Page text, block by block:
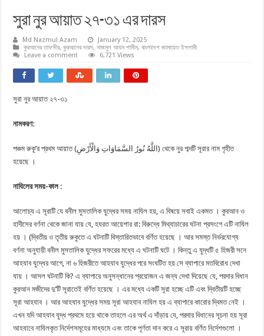
সুরা নুর আয়াত ২৭-৩১ এর দারস
Md Nazmul Azam
January 12, 2025
কুরআনের তাফসীর,কুরআনের দারস,নাজমুল আযম শামীম,বাংলাদেশ জামায়েত ইসলামী
Leave a comment
6,721 Views
সুরা নুর আয়াত ২৭-৩১
নামকরণ:
পঞ্চম রুকূ’র প্রথম আয়াত (اللَّهُ نُورُ السَّمَاوَاتِ وَالْأَرْضِ) থেকে নুর শব্দটি সূরার নাম গৃহীত
হয়েছে ।
নাযিলের সময়-কাল :
আলোচ্য এ সূরাটি যে বনীল মুসতালিক যুদ্ধের সময় নাযিল হয়, এ বিষয়ে সবাই একমত । কুরআন ও
হাদীসের বর্ণনা থেকে জানা যায় যে, হযরত আয়েশার রা: বিরুদ্ধে মিথ্যাচারের ঘটনা প্রসংগে এটি নাযিল
হয় । (দ্বিতীয় ও তৃতীয় রুকুতে এ ঘটনাটি বিস্তারিতভাবে বর্ণিত হয়েছে । আর সমস্ত নির্ভরযোগ্য
বর্ণনা অনুযায়ী বনীল মুসতালিক যুদ্ধের সফরের মধ্যে এ ঘটনাটি ঘটে । কিন্তু এ যুদ্ধটি ৫ হিজরী সনে
আহযাব যুদ্ধের আগে, না ৬ হিজরীতে আহযাব যুদ্ধের পরে সংঘটিত হয় সে ব্যাপারে মতবিরোধ দেখা
যায় । আসল ঘটনাটি কি? এ ব্যাপারে অনুসন্ধানের প্রয়োজন এ জন্য দেখা দিয়েছে যে, পরদার বিধান
কুরআন মজীদের দু’টি সূরাতেই বর্ণিত হয়েছে । এর মধ্যে একটি সূরা হচ্ছে এটি এবং দ্বিতীয়টি হচ্ছে
সূরা আহযাব । আর আহযাব যুদ্ধের সময় সূরা আহযাব নাযিল হয় এ ব্যাপারে কারোর দ্বিমত নেই ।
এখন যদি আহযাব যুদ্ধ প্রথমে হয়ে থাকে তাহলে এর অর্থ এ দাঁড়ায় যে, পরদার বিধানের সূচনা হয় সূরা
আহযাবে নাযিলকৃত নির্দেশসমূহের মাধ্যমে এবং তাকে পূর্ণতা দান করে এ সূরায় বর্ণিত নির্দেশগুলো ।